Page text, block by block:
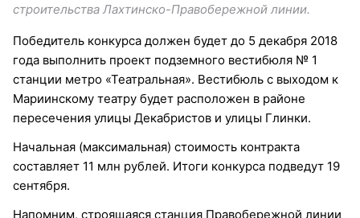
строительства Лахтинско-Правобережной линии.
Победитель конкурса должен будет до 5 декабря 2018
года выполнить проект подземного вестибюля № 1
станции метро «Театральная». Вестибюль с выходом к
Мариинскому театру будет расположен в районе
пересечения улицы Декабристов и улицы Глинки.
Начальная (максимальная) стоимость контракта
составляет 11 млн рублей. Итоги конкурса подведут 19
сентября.
Напомним, строящаяся станция Правобережной линии